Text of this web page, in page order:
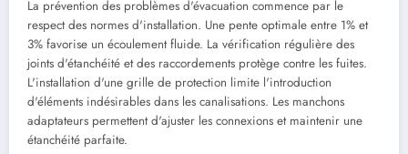
La prévention des problèmes d'évacuation commence par le
respect des normes d'installation. Une pente optimale entre 1% et
3% favorise un écoulement fluide. La vérification régulière des
joints d'étanchéité et des raccordements protège contre les fuites.
L'installation d'une grille de protection limite l'introduction
d'éléments indésirables dans les canalisations. Les manchons
adaptateurs permettent d'ajuster les connexions et maintenir une
étanchéité parfaite.